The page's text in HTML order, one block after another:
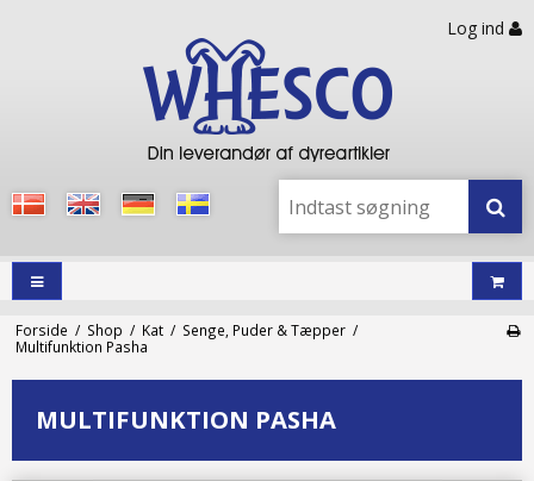
Log ind
Forside / Shop / Kat / Senge, Puder & Tæpper /
Multifunktion Pasha
MULTIFUNKTION PASHA